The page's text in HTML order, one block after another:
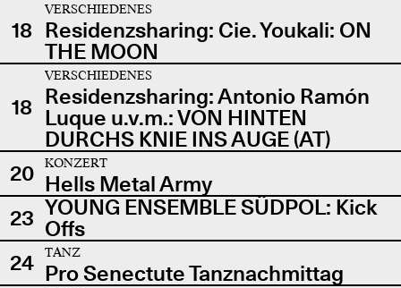
18
VERSCHIEDENES
Residenzsharing: Cie. Youkali: ON
THE MOON
18
VERSCHIEDENES
Residenzsharing: Antonio Ramón
Luque u.v.m.: VON HINTEN
DURCHS KNIE INS AUGE (AT)
20
KONZERT
Hells Metal Army
23 YOUNG ENSEMBLE SÜDPOL: Kick
Offs
24
TANZ
Pro Senectute Tanznachmittag